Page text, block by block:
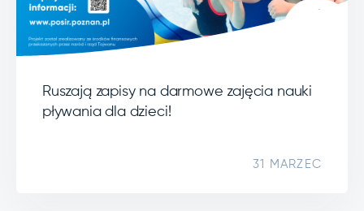
Ruszają zapisy na darmowe zajęcia nauki
pływania dla dzieci!
31 MARZEC